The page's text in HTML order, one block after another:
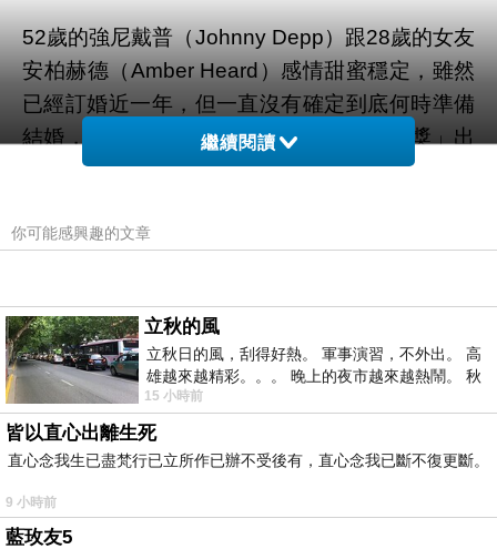
52歲的強尼戴普（Johnny Depp）跟28歲的女友
安柏赫德（Amber Heard）感情甜蜜穩定，雖然
已經訂婚近一年，但一直沒有確定到底何時準備
結婚，先前還傳出因為他在「好萊塢電影獎」出
了大糗，導致女友暴怒決定解除婚約，急壞一票
前頻傳好事近了，近日更傳出可能在下個週末和
▲強尼湖口安格斯牛肉
末結婚。（圖／資料照／達志影像）
強尼戴普和安柏赫德這段相差23歲的戀情，曾遭
到國外八卦媒體唱衰，但小倆口隨後出席活動
時，立刻熱吻放閃破除傳言。最近傳出他與女友
將龜山 麻辣火鍋
繼續閱讀
你可能感興趣的文章
立秋的風
立秋日的風，刮得好熱。 軍事演習，不外出。 高
雄越來越精彩。。。 晚上的夜市越來越熱鬧。 秋
天的風刮得很熱 夜遊消暑熱。。。
15 小時前
皆以直心出離生死
直心念我生已盡梵行已立所作已辦不受後有，直心念我已斷不復更斷。
9 小時前
藍玫友5